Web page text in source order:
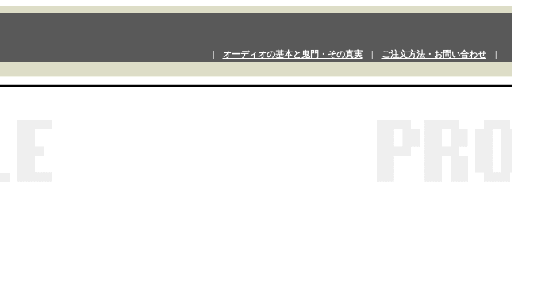
オーディオの基本と鬼門・その真実| ご注文方法・お問い合わせ|